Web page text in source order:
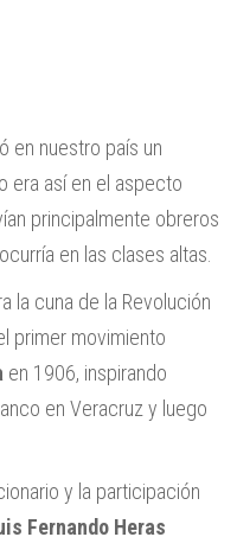
en nuestro país un
era así en el aspecto
principalmente obreros
en las clases altas.
la cuna de la Revolución
primer movimiento
en 1906, inspirando
en Veracruz y luego
y la participación
Fernando Heras